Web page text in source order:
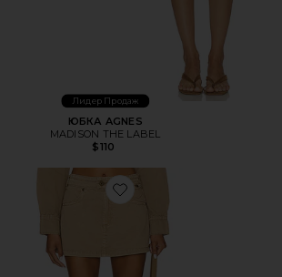
Лидер Продаж
ЮБКА AGNES
MADISON THE LABEL
$110
Favorite ЮБКА 95